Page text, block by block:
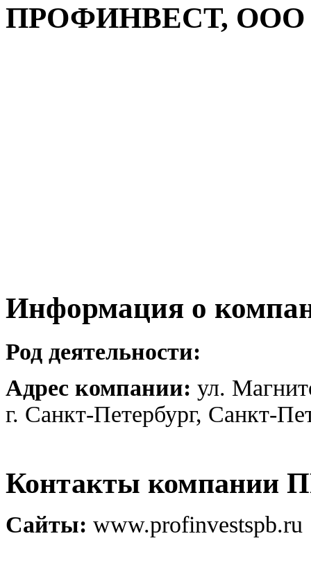
ПРОФИНВЕСТ, ООО
Информация о
Род деятельности:
Адрес компании: ул.
г. Санкт-Петербург, Санкт-
Контакты
Сайты: www.profinvestspb.ru